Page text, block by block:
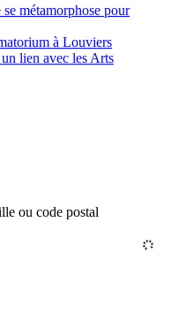
métamorphose pour
à Louviers
lien avec les Arts
ou code postal